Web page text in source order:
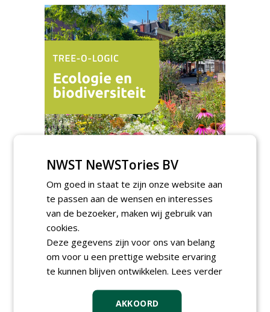
TENDERS
Gemeente Tilburg gunt raamovereenkomst
kap en herplant bomen aan J. van Esch.
vrijdag 7 augustus 2026
Gemeente Tilburg gunt ecologische
verbindingszone Zwaluwenbunders en
boslandschap Rugdijk aan Van Helvoirt
Groenprojecten
vrijdag 7 augustus 2026
onderhoud ''Stedelijk bos'' binnen de
bebouwingscontour houtkap aan
NWST NeWSTories BV
Om goed in staat te zijn onze website aan
te passen aan de wensen en interesses
van de bezoeker, maken wij gebruik van
cookies.
Deze gegevens zijn voor ons van belang
om voor u een prettige website ervaring
te kunnen blijven ontwikkelen. Lees verder
AKKOORD